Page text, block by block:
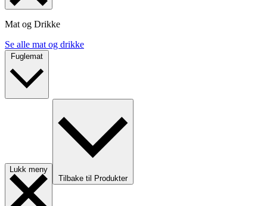
Mat og Drikke
Se alle mat og drikke
Lukk meny
Tilbake til Produkter